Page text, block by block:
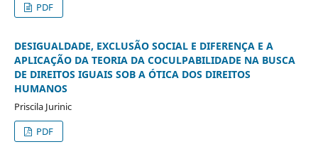
PDF
DESIGUALDADE, EXCLUSÃO SOCIAL E DIFERENÇA E A
APLICAÇÃO DA TEORIA DA COCULPABILIDADE NA BUSCA
DE DIREITOS IGUAIS SOB A ÓTICA DOS DIREITOS
HUMANOS
Priscila Jurinic
PDF